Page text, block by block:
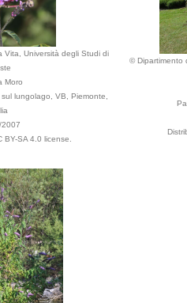
Vita, Università degli Studi di
Moro
lungolago, VB, Piemonte,
BY-SA 4.0 license.
© Dipartimento